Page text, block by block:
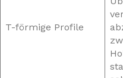
T-förmige Profile